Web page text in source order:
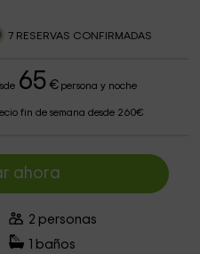
7 RESERVAS CONFIRMADAS
65 €persona y noche
fin de semana desde 260€
ahora
2 personas
baños